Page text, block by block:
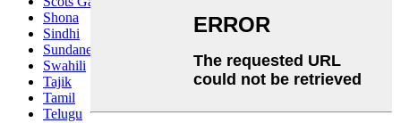
Shona
Sindhi
Sundanese
Swahili
Tajik
Tamil
Telugu